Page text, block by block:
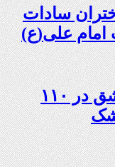
سادات
امام علی(ع)
ایجاد ۱۱۰ شعبه نغمه های عشق در ۱۱۰